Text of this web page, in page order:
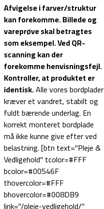
Afvigelse i farver/struktur
kan forekomme. Billede og
vareprøve skal betragtes
som eksempel.Ved QR-
scanning kan der
forekomme henvisningsfejl.
Kontroller, at produktet er
identisk.Alle vores bordplader
kræver et vandret, stabilt og
fuldt bærende underlag. En
korrekt monteret bordplade
må ikke kunne give efter ved
belastning. [btn text="Pleje &
Vedligehold" tcolor=#FFF
bcolor=#00546F
thovercolor=#FFF
bhovercolor=#008DB9
link="/pleje-vedligehold/"